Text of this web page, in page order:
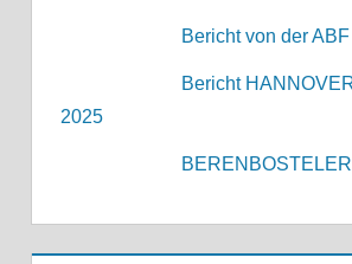
Bericht von der
Bericht
2025